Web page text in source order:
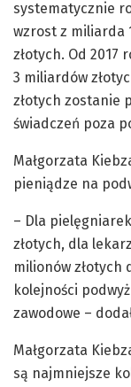
systematycznie
wzrost z miliarda
złotych. Od 2017
3 miliardów
złotych zostanie
świadczeń poza
Małgorzata
pieniądze na
– Dla
złotych, dla
milionów złotych
kolejności
zawodowe –
Małgorzata
są najmniejsze